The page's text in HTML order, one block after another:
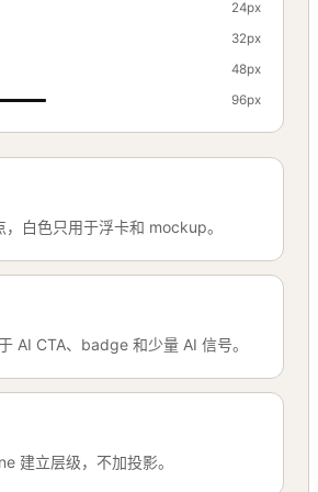
24px
32px
48px
96px
白色只用于浮卡和 mockup。
AI CTA、badge 和少量 AI 信号。
建立层级，不加投影。